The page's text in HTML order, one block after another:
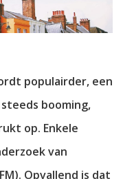
populairder, een
booming,
op. Enkele
van
Opvallend is dat